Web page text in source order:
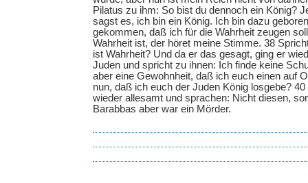
Pilatus zu ihm: So bist du dennoch ein König?
sagst es, ich bin ein König. Ich bin dazu
gekommen, daß ich für die Wahrheit zeugen
Wahrheit ist, der höret meine Stimme. 38
ist Wahrheit? Und da er das gesagt, ging er
Juden und spricht zu ihnen: Ich finde keine
aber eine Gewohnheit, daß ich euch einen auf
nun, daß ich euch der Juden König losgebe?
wieder allesamt und sprachen: Nicht diesen,
Barabbas aber war ein Mörder.